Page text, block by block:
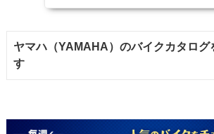
ヤマハ（YAMAHA）のバイクカタログ
す